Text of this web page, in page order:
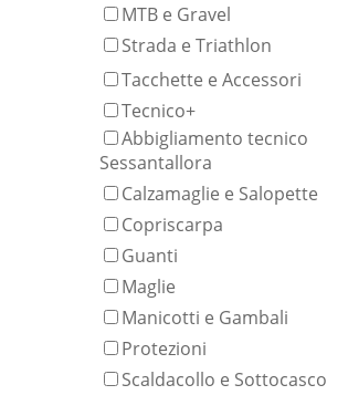
MTB e Gravel
Strada e Triathlon
Tacchette e Accessori
Tecnico+
Abbigliamento tecnico
Sessantallora
Calzamaglie e Salopette
Copriscarpa
Guanti
Maglie
Manicotti e Gambali
Protezioni
Scaldacollo e Sottocasco